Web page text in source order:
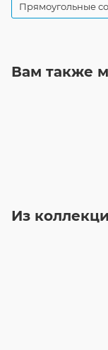
Прямоугольные
Вам также
Из